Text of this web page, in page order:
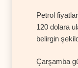
Petrol
120 dolara
belirgin
Çarşamba